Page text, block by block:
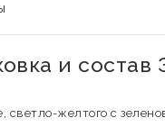
и состав
желтого с